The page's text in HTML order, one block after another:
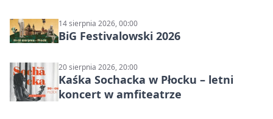
14 sierpnia 2026, 00:00
BiG Festivalowski 2026
20 sierpnia 2026, 20:00
Kaśka Sochacka w Płocku – letni
koncert w amfiteatrze